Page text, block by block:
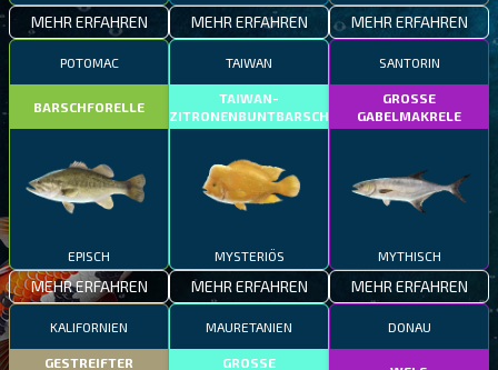
MEHR ERFAHREN MEHR ERFAHREN MEHR ERFAHREN
POTOMAC
BARSCHFORELLE
EPISCH
MEHR ERFAHREN
TAIWAN
TAIWAN-
ZITRONENBUNTBARSCH
MYSTERIÖS
MEHR ERFAHREN
SANTORIN
GROSSE
GABELMAKRELE
MYTHISCH
MEHR ERFAHREN
KALIFORNIEN
GESTREIFTER
MAURETANIEN
GROSSE
DONAU